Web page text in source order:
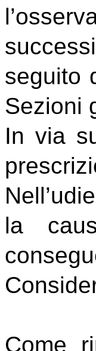
seguito
Sezioni
In via
la
Come